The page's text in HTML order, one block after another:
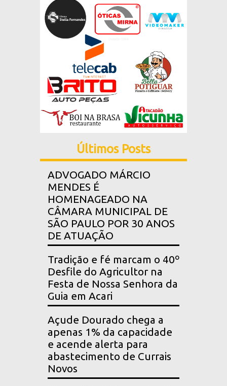
Últimos Posts
ADVOGADO MÁRCIO
MENDES É
HOMENAGEADO NA
CÂMARA MUNICIPAL DE
SÃO PAULO POR 30 ANOS
DE ATUAÇÃO
Tradição e fé marcam o 40º
Desfile do Agricultor na
Festa de Nossa Senhora da
Guia em Acari
Açude Dourado chega a
apenas 1% da capacidade
e acende alerta para
abastecimento de Currais
Novos